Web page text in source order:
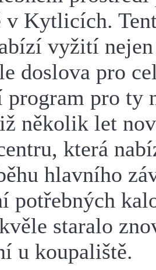
v Kytlicích.
vyžití
doslova pro
program pro ty
několik let
která
hlavního
potřebných
staralo
u koupaliště.